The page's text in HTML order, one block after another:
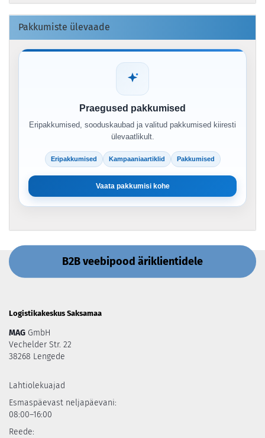
Pakkumiste ülevaade
Praegused pakkumised
Eripakkumised, sooduskaubad ja valitud pakkumised kiiresti
ülevaatlikult.
Eripakkumised Kampaaniaartiklid Pakkumised
Vaata pakkumisi kohe
B2B veebipood äriklientidele
Logistikakeskus Saksamaa
MAG GmbH
Vechelder Str. 22
38268 Lengede
Lahtiolekuajad
Esmaspäevast neljapäevani:
08:00–16:00
Reede: